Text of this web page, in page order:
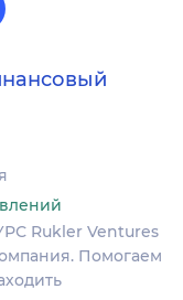
Rukler Ventures
Помогаем